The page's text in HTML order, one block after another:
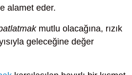
alamet eder.
mutlu olacağına, rızık
geleceğine değer